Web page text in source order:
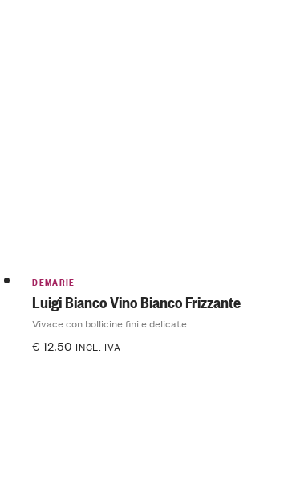
DEMARIE
Luigi Bianco Vino Bianco Frizzante
Vivace con bollicine fini e delicate
€12.50 INCL. IVA